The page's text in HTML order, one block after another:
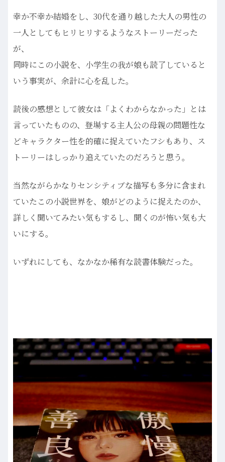
幸か不幸か結婚をし、30代を通り越した大人の男性の
一人としてもヒリヒリするようなストーリーだった
が、
同時にこの小説を、小学生の我が娘も読了していると
いう事実が、余計に心を乱した。
読後の感想として彼女は「よくわからなかった」とは
言っていたものの、登場する主人公の母親の問題性な
どキャラクター性を的確に捉えていたフシもあり、ス
トーリーはしっかり追えていたのだろうと思う。
当然ながらかなりセンシティブな描写も多分に含まれ
ていたこの小説世界を、娘がどのように捉えたのか、
詳しく聞いてみたい気もするし、聞くのが怖い気も大
いにする。
いずれにしても、なかなか稀有な読書体験だった。